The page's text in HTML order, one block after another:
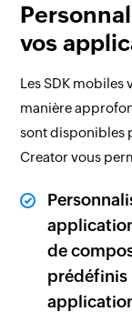
vos
Les SDK
manière
sont disponibles
Creator vous
de
prédéfinis